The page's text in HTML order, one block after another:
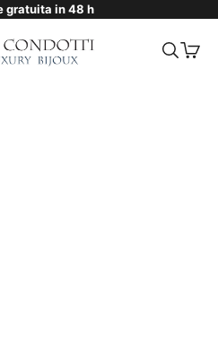
gratuita in 48 h
Store Search
Cart